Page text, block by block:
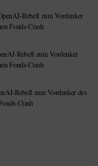
Rebell zum Vordenker
Fonds-Crash
Rebell zum Vordenker
Fonds-Crash
Rebell zum Vordenker des
Crash